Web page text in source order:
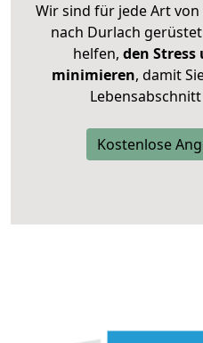
Wir sind für jede Art
nach Durlach
helfen, den Stress
minimieren, damit
Kostenlose